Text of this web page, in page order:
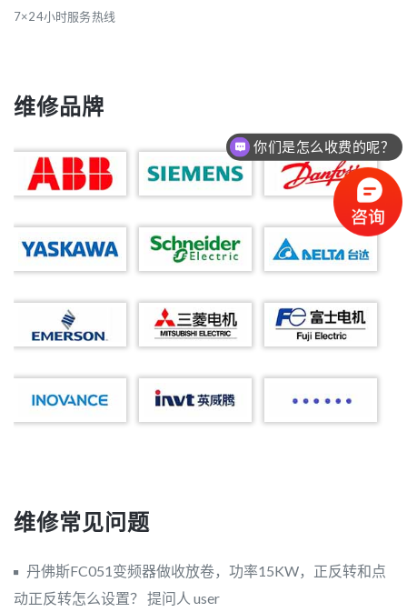
7×24小时服务热线
维修品牌
维修常见问题
丹佛斯FC051变频器做收放卷，功率15KW，正反转和点
动正反转怎么设置？ 提问人 user
你们是怎么收费的呢？